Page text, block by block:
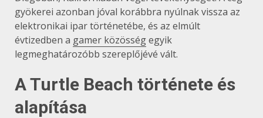
gyökerei azonban jóval korábbra nyúlnak vissza az
elektronikai ipar történetébe, és az elmúlt
évtizedben a gamer közösségegyik
legmeghatározóbb szereplőjévé vált.
A Turtle Beach története és
alapítása